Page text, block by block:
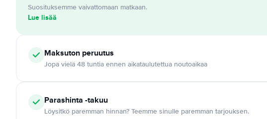
Suosituksemme vaivattomaan matkaan.
Lue lisää
Maksuton peruutus
Jopa vielä 48 tuntia ennen aikataulutettua noutoaikaa
Parashinta -takuu
Löysitkö paremman hinnan? Teemme sinulle paremman tarjouksen.